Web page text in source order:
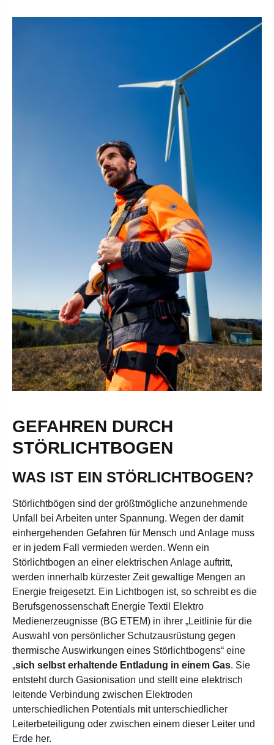
GEFAHREN DURCH
STÖRLICHTBOGEN
WAS IST EIN STÖRLICHTBOGEN?
Störlichtbögen sind der größtmögliche anzunehmende
Unfall bei Arbeiten unter Spannung. Wegen der damit
einhergehenden Gefahren für Mensch und Anlage muss
er in jedem Fall vermieden werden. Wenn ein
Störlichtbogen an einer elektrischen Anlage auftritt,
werden innerhalb kürzester Zeit gewaltige Mengen an
Energie freigesetzt. Ein Lichtbogen ist, so schreibt es die
Berufsgenossenschaft Energie Textil Elektro
Medienerzeugnisse (BG ETEM) in ihrer „Leitlinie für die
Auswahl von persönlicher Schutzausrüstung gegen
thermische Auswirkungen eines Störlichtbogens“ eine
„sich selbst erhaltende Entladung in einem Gas. Sie
entsteht durch Gasionisation und stellt eine elektrisch
leitende Verbindung zwischen Elektroden
unterschiedlichen Potentials mit unterschiedlicher
Leiterbeteiligung oder zwischen einem dieser Leiter und
Erde her.